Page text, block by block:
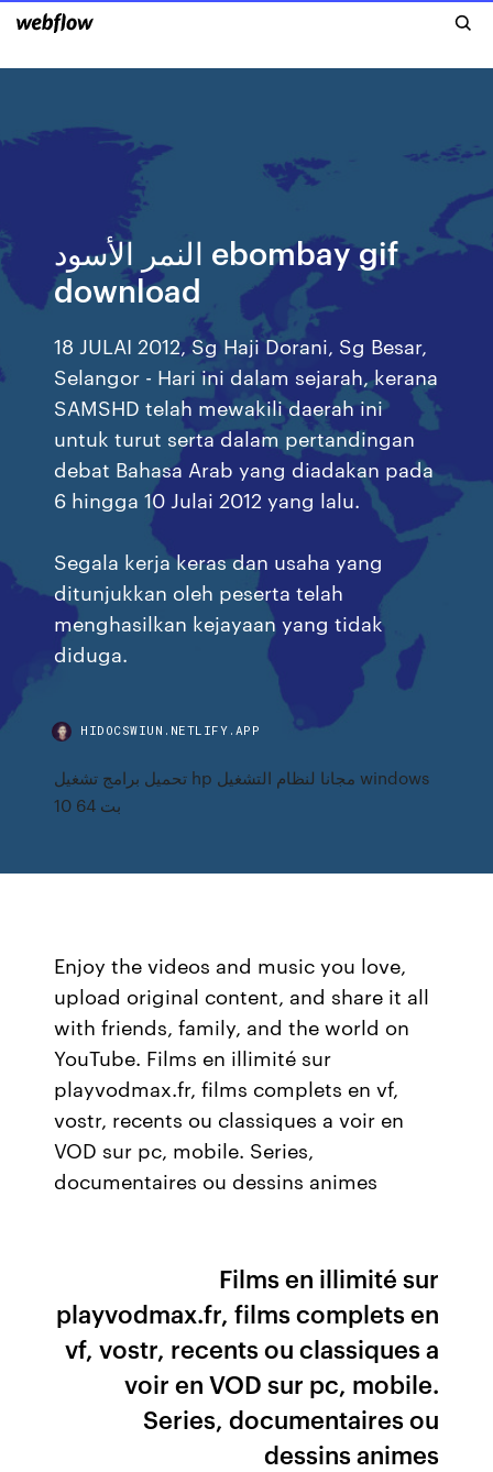
النمر الأسود ebombay gif
download
18 JULAI 2012, Sg Haji Dorani, Sg Besar,
Selangor - Hari ini dalam sejarah, kerana
SAMSHD telah mewakili daerah ini
untuk turut serta dalam pertandingan
debat Bahasa Arab yang diadakan pada
6 hingga 10 Julai 2012 yang lalu.
Segala kerja keras dan usaha yang
ditunjukkan oleh peserta telah
menghasilkan kejayaan yang tidak
diduga.
HIDOCSWIUN.NETLIFY.APP
تحميل برامج تشغيل hp مجانا لنظام التشغيل windows
10 64 بت
Enjoy the videos and music you love,
upload original content, and share it all
with friends, family, and the world on
YouTube. Films en illimité sur
playvodmax.fr, films complets en vf,
vostr, recents ou classiques a voir en
VOD sur pc, mobile. Series,
documentaires ou dessins animes
Films en illimité sur
playvodmax.fr, films complets en
vf, vostr, recents ou classiques a
voir en VOD sur pc, mobile.
Series, documentaires ou
dessins animes